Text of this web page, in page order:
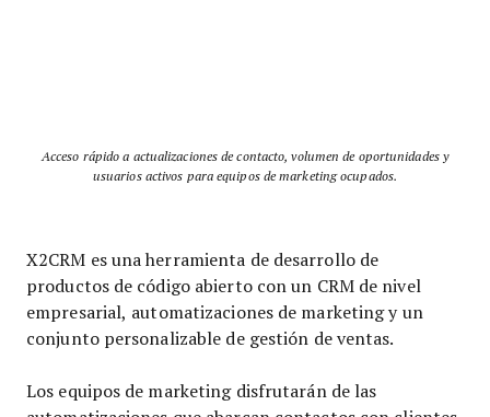
Acceso rápido a actualizaciones de contacto, volumen de oportunidades y
usuarios activos para equipos de marketing ocupados.
X2CRM es una herramienta de desarrollo de
productos de código abierto con un CRM de nivel
empresarial, automatizaciones de marketing y un
conjunto personalizable de gestión de ventas.
Los equipos de marketing disfrutarán de las